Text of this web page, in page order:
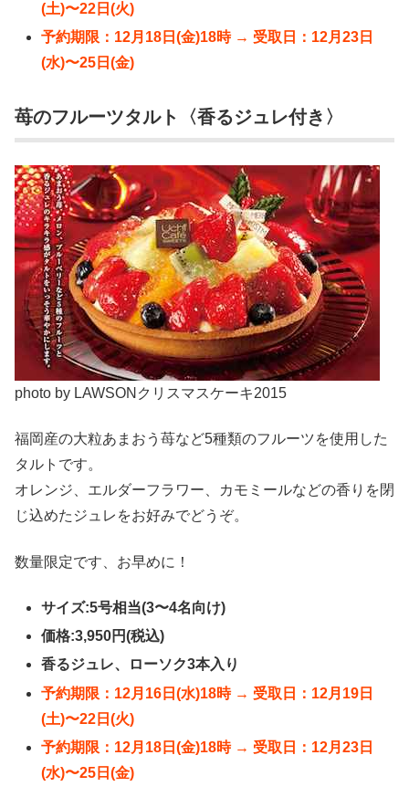
(土)〜22日(火)
予約期限：12月18日(金)18時 → 受取日：12月23日
(水)〜25日(金)
苺のフルーツタルト〈香るジュレ付き〉
photo by LAWSONクリスマスケーキ2015
福岡産の大粒あまおう苺など5種類のフルーツを使用した
タルトです。
オレンジ、エルダーフラワー、カモミールなどの香りを閉
じ込めたジュレをお好みでどうぞ。
数量限定です、お早めに！
サイズ:5号相当(3〜4名向け)
価格:3,950円(税込)
香るジュレ、ローソク3本入り
予約期限：12月16日(水)18時 → 受取日：12月19日
(土)〜22日(火)
予約期限：12月18日(金)18時 → 受取日：12月23日
(水)〜25日(金)